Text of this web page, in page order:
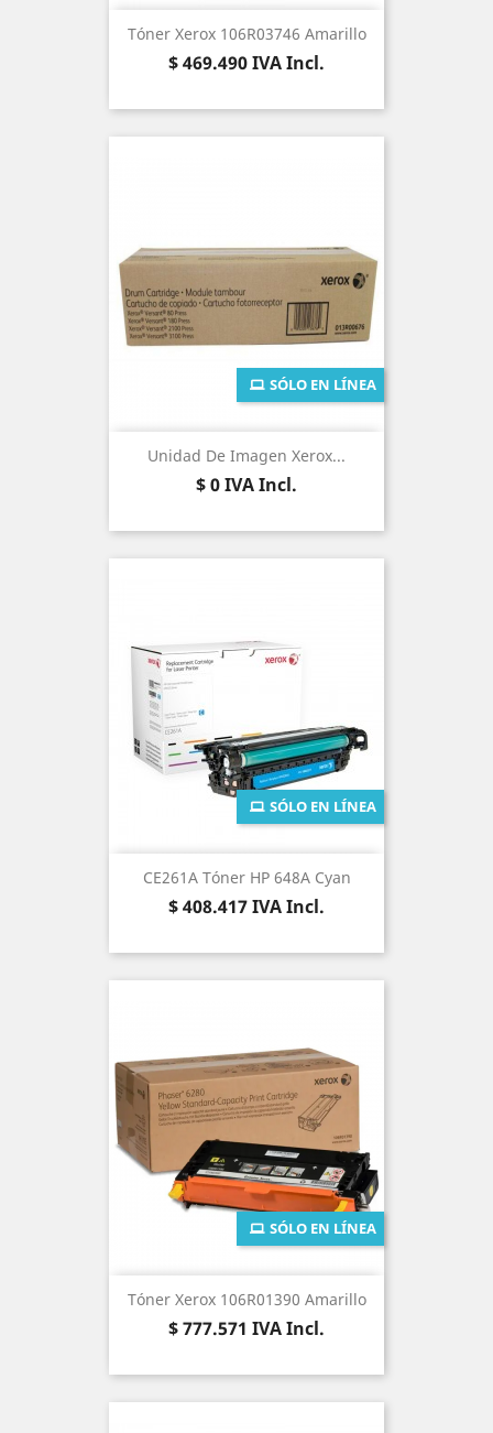
Tóner Xerox 106R03746 Amarillo
Precio
$ 469.490IVA Incl.
Unidad De Imagen Xerox...
Precio
$ 0IVA Incl.
SÓLO EN LÍNEA
CE261A Tóner HP 648A Cyan
Precio
$ 408.417IVA Incl.
SÓLO EN LÍNEA
Tóner Xerox 106R01390 Amarillo
Precio
$ 777.571 IVA Incl.
SÓLO EN LÍNEA